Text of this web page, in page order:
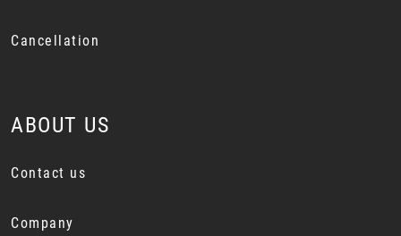
Cancellation
ABOUT US
Contact us
Company